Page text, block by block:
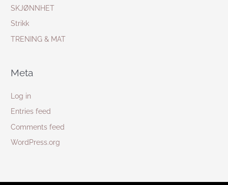
SKJØNNHET
Strikk
TRENING & MAT
Meta
Log in
Entries feed
Comments feed
WordPress.org